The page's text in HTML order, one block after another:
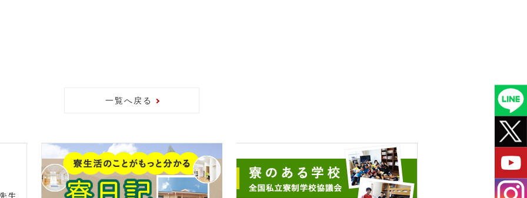
一覧へ戻る